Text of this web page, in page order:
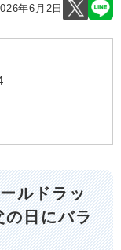
年6月2日
ルドラッ
の日にバラ